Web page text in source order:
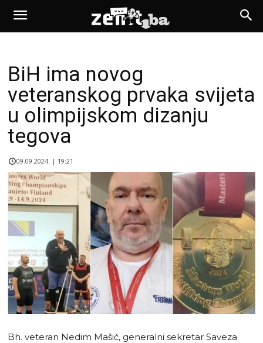
BiH ima novog
veteranskog prvaka svijeta
u olimpijskom dizanju
tegova
09.09.2024. | 19:21
Bh. veteran Nedim Mašić, generalni sekretar Saveza